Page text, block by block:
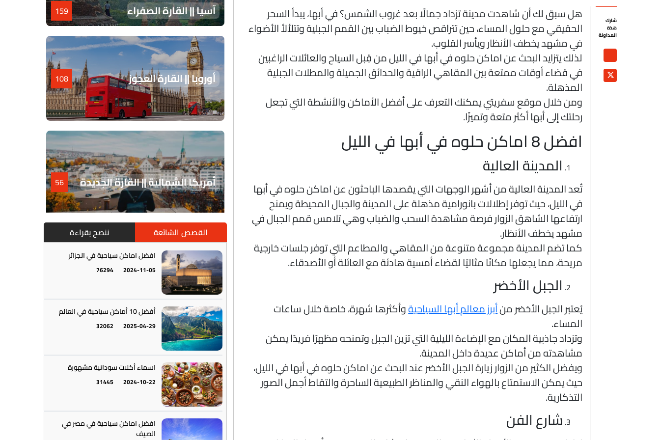
شارك
هذة
المداونة
هل سبق لك أن شاهدت مدينة تزداد جمالًا بعد غروب الشمس؟ في أبها، يبدأ السحر
الحقيقي مع حلول المساء، حين تتراقص خيوط الضباب بين القمم الجبلية وتتلألأ الأضواء
في مشهد يخطف الأنظار ويأسر القلوب.
لذلك يتزايد البحث عن اماكن حلوه في أبها في الليل من قِبل السياح والعائلات الراغبين
في قضاء أوقات ممتعة بين المقاهي الراقية والحدائق الجميلة والمطلات الجبلية
المذهلة.
ومن خلال موقع سفريتي يمكنك التعرف على أفضل الأماكن والأنشطة التي تجعل
رحلتك إلى أبها أكثر متعة وتميزًا.
افضل 8 اماكن حلوه في أبها في الليل
المدينة العالية
تُعد المدينة العالية من أشهر الوجهات التي يقصدها الباحثون عن اماكن حلوه في أبها
في الليل، حيث توفر إطلالات بانورامية مذهلة على المدينة والجبال المحيطة ويمنح
ارتفاعها الشاهق الزوار فرصة مشاهدة السحب والضباب وهي تلامس قمم الجبال في
مشهد يخطف الأنظار.
كما تضم المدينة مجموعة متنوعة من المقاهي والمطاعم التي توفر جلسات خارجية
مريحة، مما يجعلها مكانًا مثاليًا لقضاء أمسية هادئة مع العائلة أو الأصدقاء.
الجبل الأخضر
يُعتبر الجبل الأخضر منأبرز معالم أبها السياحيةوأكثرها شهرة، خاصة خلال ساعات
المساء.
وتزداد جاذبية المكان مع الإضاءة الليلية التي تزين الجبل وتمنحه مظهرًا فريدًا يمكن
مشاهدته من أماكن عديدة داخل المدينة.
ويفضل الكثير من الزوار زيارة الجبل الأخضر عند البحث عن اماكن حلوه في أبها في الليل،
حيث يمكن الاستمتاع بالهواء النقي والمناظر الطبيعية الساحرة والتقاط أجمل الصور
التذكارية.
شارع الفن
آسيا || القارة الصفراء 159
أوروبا || القارة العجوز 108
أمريكا الشمالية || القارة الجديدة 56
أمريكا الجنوبية || القارة اللاتينية
أستراليا || أوقيانوسيا
القصص الشائعة ننصح بقراءة
افضل اماكن سياحية في الجزائر
2024-11-05
76294
أفضل 10 أماكن سياحية في العالم
2025-04-29
32062
اسماء أكلات سودانية مشهورة
2024-10-22
31445
افضل اماكن سياحية في مصر في
الصيف